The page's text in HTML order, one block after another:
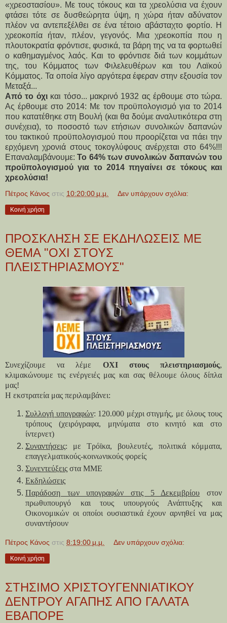
«χρεοστασίου». Με τους τόκους και τα χρεολύσια να έχουν
φτάσει τότε σε δυσθεώρητα ύψη, η χώρα ήταν αδύνατον
πλέον να αντεπεξέλθει σε ένα τέτοιο αβάσταχτο φορτίο. Η
χρεοκοπία ήταν, πλέον, γεγονός. Μια χρεοκοπία που η
πλουτοκρατία φρόντισε, φυσικά, τα βάρη της να τα φορτωθεί
ο καθημαγμένος λαός. Και το φρόντισε διά των κομμάτων
της, του Κόμματος των Φιλελευθέρων και του Λαϊκού
Κόμματος. Τα οποία λίγο αργότερα έφεραν στην εξουσία τον
Μεταξά...
Από το όχικαι τόσο... μακρινό 1932 ας έρθουμε στο τώρα.
Ας έρθουμε στο 2014: Με τον προϋπολογισμό για το 2014
που κατατέθηκε στη Βουλή (και θα δούμε αναλυτικότερα στη
συνέχεια), το ποσοστό των ετήσιων συνολικών δαπανών
του τακτικού προϋπολογισμού που προορίζεται να πάει την
ερχόμενη χρονιά στους τοκογλύφους ανέρχεται στο 64%!!!
Επαναλαμβάνουμε:Το 64% των συνολικών δαπανών του
προϋπολογισμού για το 2014 πηγαίνει σε τόκους και
χρεολύσια!
Πέτρος Κάνος στις 10:20:00 μ.μ. Δεν υπάρχουν σχόλια:
Κοινή χρήση
ΠΡΟΣΚΛΗΣΗ ΣΕ ΕΚΔΗΛΩΣΕΙΣ ΜΕ
ΘΕΜΑ "ΟΧΙ ΣΤΟΥΣ
ΠΛΕΙΣΤΗΡΙΑΣΜΟΥΣ"
Συνεχίζουμε να λέμε ΟΧΙ στους πλειστηριασμούς,
κλιμακώνουμε τις ενέργειές μας και σας θέλουμε όλους δίπλα
μας!
Η εκστρατεία μας περιλαμβάνει:
Συλλογή υπογραφών: 120.000 μέχρι στιγμής, με όλους τους
τρόπους (χειρόγραφα, μηνύματα στο κινητό και στο
ίντερνετ)
Συναντήσεις: με Tρόϊκα, βουλευτές, πολιτικά κόμματα,
επαγγελματικούς-κοινωνικούς φορείς
Συνεντεύξεις στα ΜΜΕ
Εκδηλώσεις
Παράδοση των υπογραφών στις 5 Δεκεμβρίου στον
πρωθυπουργό και τους υπουργούς Ανάπτυξης και
Οικονομικών οι οποίοι ουσιαστικά έχουν αρνηθεί να μας
συναντήσουν
Πέτρος Κάνος στις 8:19:00 μ.μ. Δεν υπάρχουν σχόλια:
Κοινή χρήση
ΣΤΗΣΙΜΟ ΧΡΙΣΤΟΥΓΕΝΝΙΑΤΙΚΟΥ
ΔΕΝΤΡΟΥ ΑΓΑΠΗΣ ΑΠΟ ΓΑΛΑΤΑ
ΕΒΑΠΟΡΕ